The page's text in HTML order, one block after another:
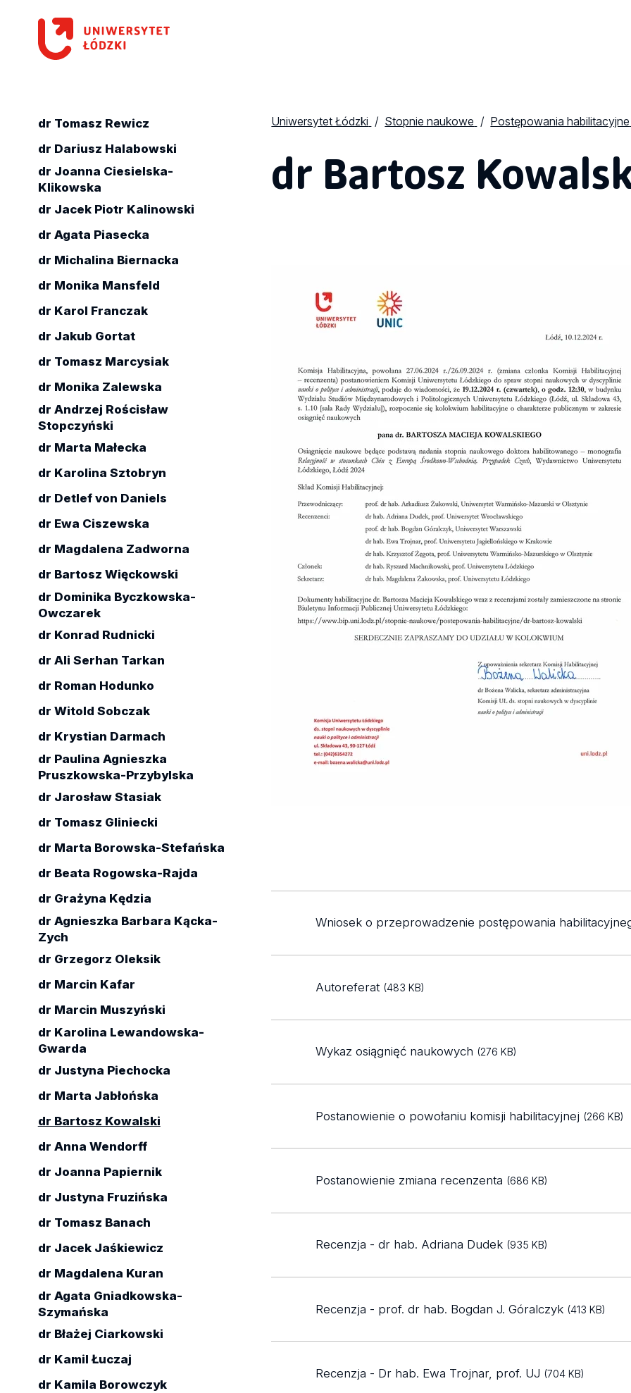
dr Tomasz Rewicz
dr Dariusz Halabowski
dr Joanna Ciesielska-
Klikowska
dr Jacek Piotr Kalinowski
dr Agata Piasecka
dr Michalina Biernacka
dr Monika Mansfeld
dr Karol Franczak
dr Jakub Gortat
dr Tomasz Marcysiak
dr Monika Zalewska
dr Andrzej Rościsław
Stopczyński
dr Marta Małecka
dr Karolina Sztobryn
dr Detlef von Daniels
dr Ewa Ciszewska
dr Magdalena Zadworna
dr Bartosz Więckowski
dr Dominika Byczkowska-
Owczarek
dr Konrad Rudnicki
dr Ali Serhan Tarkan
dr Roman Hodunko
dr Witold Sobczak
dr Krystian Darmach
dr Paulina Agnieszka
Pruszkowska-Przybylska
dr Jarosław Stasiak
dr Tomasz Gliniecki
dr Marta Borowska-Stefańska
dr Beata Rogowska-Rajda
dr Grażyna Kędzia
dr Agnieszka Barbara Kącka-
Zych
dr Grzegorz Oleksik
dr Marcin Kafar
dr Marcin Muszyński
dr Karolina Lewandowska-
Gwarda
dr Justyna Piechocka
dr Marta Jabłońska
dr Bartosz Kowalski
dr Anna Wendorff
dr Joanna Papiernik
dr Justyna Fruzińska
dr Tomasz Banach
dr Jacek Jaśkiewicz
dr Magdalena Kuran
dr Agata Gniadkowska-
Szymańska
dr Błażej Ciarkowski
dr Kamil Łuczaj
dr Kamila Borowczyk
Uniwersytet Łódzki Stopnie naukowe Postępowania habilitacyjne
dr Bartosz
Wniosek o przeprowadzenie postępowania
Autoreferat (483 KB)
Wykaz osiągnięć naukowych (276 KB)
Postanowienie o powołaniu komisji habilitacyjnej (266 KB)
Postanowienie zmiana recenzenta (686 KB)
Recenzja - dr hab. Adriana Dudek (935 KB)
Recenzja - prof. dr hab. Bogdan J. Góralczyk (413 KB)
Recenzja - Dr hab. Ewa Trojnar, prof. UJ (704 KB)